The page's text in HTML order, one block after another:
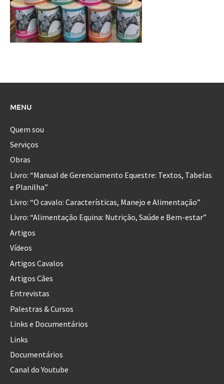
MENU
Quem sou
Serviços
Obras
Livro: “Manual de Gerenciamento Equestre: Textos, Tabelas
e Planilha”
Livro: “O cavalo: Características, Manejo e Alimentação”
Livro: “Alimentação Equina: Nutrição, Saúde e Bem-estar”
Artigos
Vídeos
Artigos Cavalos
Artigos Cães
Entrevistas
Palestras & Cursos
Links e Documentários
Links
Documentários
Canal do Youtube